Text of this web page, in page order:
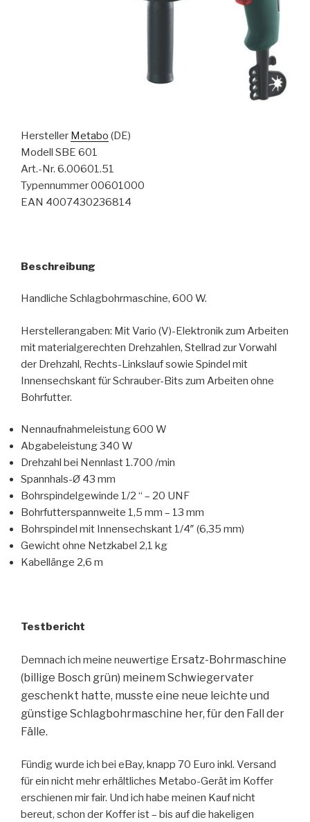
Hersteller Metabo (DE)
Modell SBE 601
Art.-Nr. 6.00601.51
Typennummer 00601000
EAN 4007430236814
Beschreibung
Handliche Schlagbohrmaschine, 600 W.
Herstellerangaben: Mit Vario (V)-Elektronik zum Arbeiten
mit materialgerechten Drehzahlen, Stellrad zur Vorwahl
der Drehzahl, Rechts-Linkslauf sowie Spindel mit
Innensechskant für Schrauber-Bits zum Arbeiten ohne
Bohrfutter.
Nennaufnahmeleistung 600 W
Abgabeleistung 340 W
Drehzahl bei Nennlast 1.700 /min
Spannhals-Ø 43 mm
Bohrspindelgewinde 1/2 “ – 20 UNF
Bohrfutterspannweite 1,5 mm – 13 mm
Bohrspindel mit Innensechskant 1/4″ (6,35 mm)
Gewicht ohne Netzkabel 2,1 kg
Kabellänge 2,6 m
Testbericht
Demnach ich meine neuwertige Ersatz-Bohrmaschine
(billige Bosch grün) meinem Schwiegervater
geschenkt hatte, musste eine neue leichte und
günstige Schlagbohrmaschine her, für den Fall der
Fälle.
Fündig wurde ich bei eBay, knapp 70 Euro inkl. Versand
für ein nicht mehr erhältliches Metabo-Gerät im Koffer
erschienen mir fair. Und ich habe meinen Kauf nicht
bereut, schon der Koffer ist – bis auf die hakeligen